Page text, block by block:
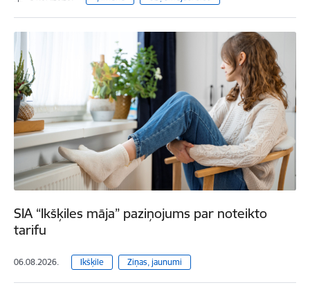
SIA “Ikšķiles māja” paziņojums par noteikto
tarifu
06.08.2026. Ikšķile Ziņas, jaunumi